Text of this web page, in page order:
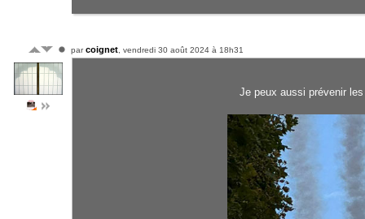
parcoignet , vendredi 30 août 2024 à 18h31
Je peux aussi prévenir